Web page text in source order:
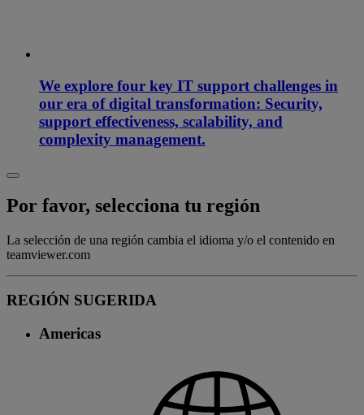
We explore four key IT support challenges in
our era of digital transformation: Security,
support effectiveness, scalability, and
complexity management.
Por favor, selecciona tu región
La selección de una región cambia el idioma y/o el contenido en
teamviewer.com
REGIÓN SUGERIDA
Americas